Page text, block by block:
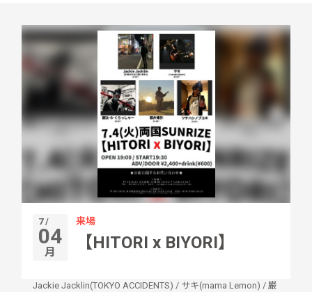
7 /
04
月
来場
【HITORI x BIYORI】
Jackie Jacklin(TOKYO ACCIDENTS) / サキ(mama Lemon) / 巌